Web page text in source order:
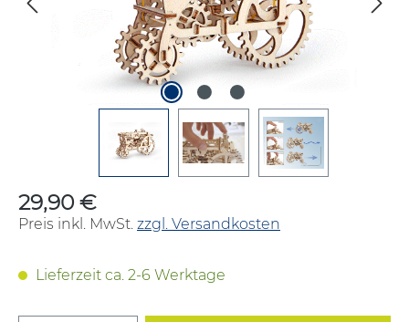
Regulärer Preis:
29,90 €
Preis inkl. MwSt. zzgl. Versandkosten
Lieferzeit ca. 2-6 Werktage